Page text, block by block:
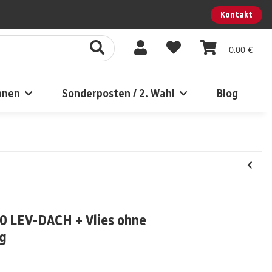
Kontakt
0,00 €
Sonderposten / 2. Wahl Blog
LEV-DACH + Vlies ohne